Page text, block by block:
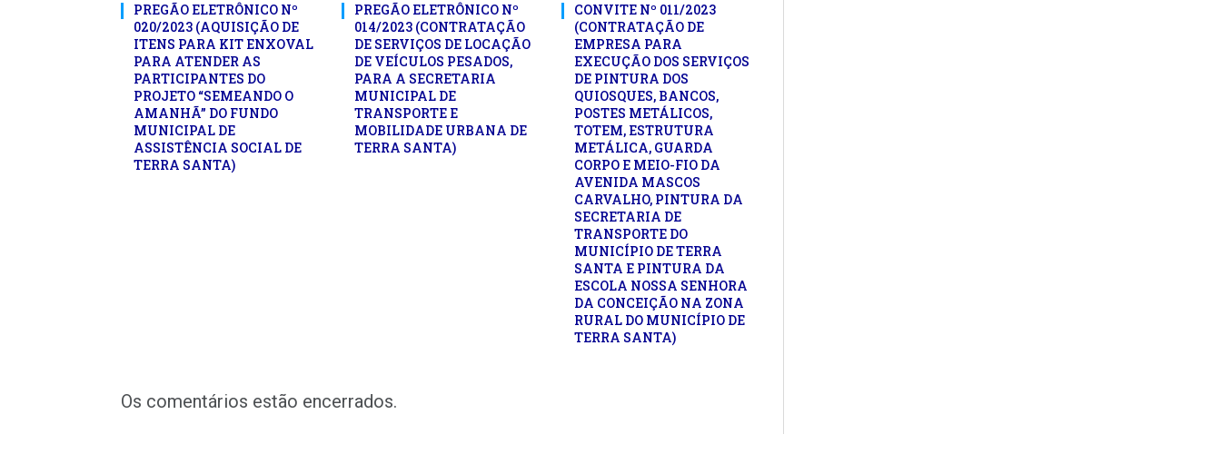
PREGÃO ELETRÔNICO Nº
020/2023 (AQUISIÇÃO DE
ITENS PARA KIT ENXOVAL
PARA ATENDER AS
PARTICIPANTES DO
PROJETO “SEMEANDO O
AMANHÃ” DO FUNDO
MUNICIPAL DE
ASSISTÊNCIA SOCIAL DE
TERRA SANTA)
PREGÃO ELETRÔNICO Nº
014/2023 (CONTRATAÇÃO
DE SERVIÇOS DE LOCAÇÃO
DE VEÍCULOS PESADOS,
PARA A SECRETARIA
MUNICIPAL DE
TRANSPORTE E
MOBILIDADE URBANA DE
TERRA SANTA)
CONVITE Nº 011/2023
(CONTRATAÇÃO DE
EMPRESA PARA
EXECUÇÃO DOS SERVIÇOS
DE PINTURA DOS
QUIOSQUES, BANCOS,
POSTES METÁLICOS,
TOTEM, ESTRUTURA
METÁLICA, GUARDA
CORPO E MEIO-FIO DA
AVENIDA MASCOS
CARVALHO, PINTURA DA
SECRETARIA DE
TRANSPORTE DO
MUNICÍPIO DE TERRA
SANTA E PINTURA DA
ESCOLA NOSSA SENHORA
DA CONCEIÇÃO NA ZONA
RURAL DO MUNICÍPIO DE
TERRA SANTA)
Os comentários estão encerrados.